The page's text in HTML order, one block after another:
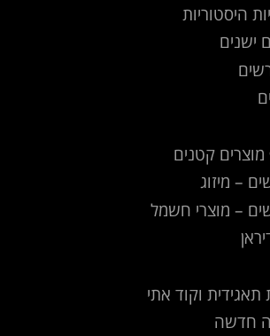
היסטוריות
ישנים
מוצרים קטנים
– מיזוג
– מוצרי חשמל
תאגידית וקוד אתי
חדשה